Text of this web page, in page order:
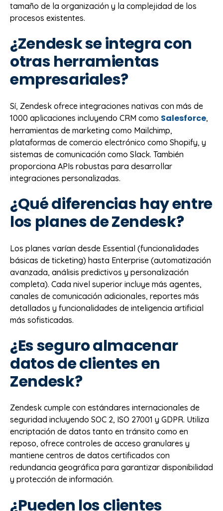
tamaño de la organización y la complejidad de los
procesos existentes.
¿Zendesk se integra con
otras herramientas
empresariales?
Sí, Zendesk ofrece integraciones nativas con más de
1000 aplicaciones incluyendo CRM como Salesforce,
herramientas de marketing como Mailchimp,
plataformas de comercio electrónico como Shopify, y
sistemas de comunicación como Slack. También
proporciona APIs robustas para desarrollar
integraciones personalizadas.
¿Qué diferencias hay entre
los planes de Zendesk?
Los planes varían desde Essential (funcionalidades
básicas de ticketing) hasta Enterprise (automatización
avanzada, análisis predictivos y personalización
completa). Cada nivel superior incluye más agentes,
canales de comunicación adicionales, reportes más
detallados y funcionalidades de inteligencia artificial
más sofisticadas.
¿Es seguro almacenar
datos de clientes en
Zendesk?
Zendesk cumple con estándares internacionales de
seguridad incluyendo SOC 2, ISO 27001 y GDPR. Utiliza
encriptación de datos tanto en tránsito como en
reposo, ofrece controles de acceso granulares y
mantiene centros de datos certificados con
redundancia geográfica para garantizar disponibilidad
y protección de información.
¿Pueden los clientes